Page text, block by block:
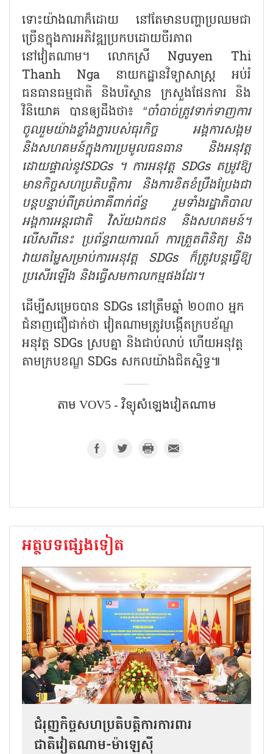
ទោះយ៉ាងណាក៏ដោយ នៅតែមានបញ្ហាប្រឈមជា
ច្រើនក្នុងការអភិវឌ្ឍប្រកបដោយចីរភាព
នៅវៀតណាម។ លោកស្រីNguyen Thi
Thanh Nga នាយកដ្ឋានវិទ្យាសាស្ត្រ អប់រំ
ធនធានធម្មជាតិ និងបរិស្ថាន ក្រសួងផែនការ និង
វិនិយោគ បានឲ្យដឹងថា៖ “ចាំបាច់ត្រូវទាក់ទាញការ
ចូលរួមយ៉ាងខ្លាំងក្លារបស់ធុរកិច្ច អង្គការសង្គម
និងសហគមន៍ក្នុងការប្រមូលធនធាន និងអនុវត្ត
ដោយផ្ទាល់នូវSDGs ។ ការអនុវត្ត SDGs តម្រូវឱ្យ
មានកិច្ចសហប្រតិបត្តិការ និងការខិតខំប្រឹងប្រែងជា
បន្តបន្ទាប់ពីគ្រប់ភាគីពាក់ព័ន្ធ រួមទាំងរដ្ឋាភិបាល
អង្គការអន្តរជាតិ វិស័យឯកជន និងសហគមន៍។
លើសពីនេះ ប្រព័ន្ធរាយការណ៍ ការត្រួតពិនិត្យ និង
វាយតម្លៃសម្រាប់ការអនុវត្ត SDGs ក៏ត្រូវបន្តធ្វើឱ្យ
ប្រសើរឡើង និងធ្វើសមកាលកម្មផងដែរ។
ដើម្បីសម្រេចបាន SDGs នៅត្រឹមឆ្នាំ ២០៣០ អ្នក
ជំនាញជឿជាក់ថា វៀតណាមត្រូវបង្កើតក្របខ័ណ្ឌ
អនុវត្ត SDGs ស្របគ្នា និងជាប់លាប់ ហើយអនុវត្ត
តាមក្របខណ្ឌ SDGs សកលយ៉ាងជិតស្និទ្ធ៕
តាម VOV5 - វិទ្យុសំឡេង​វៀតណាម
អត្ថបទផ្សេងទៀត
ជំរុញកិច្ចសហប្រតិបត្តិការការពារ
ជាតិវៀតណាម-ម៉ាឡេស៊ី